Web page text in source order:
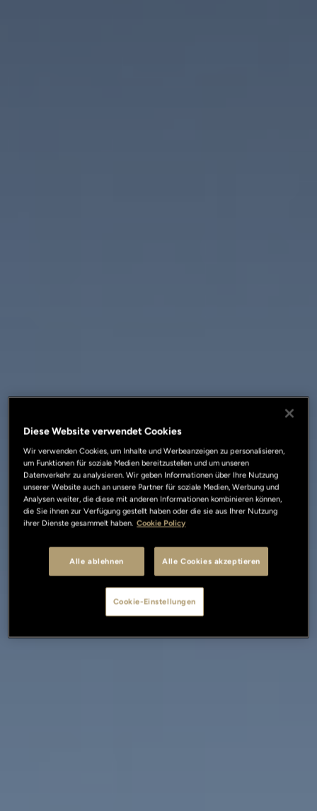
Diese Website verwendet Cookies
Wir verwenden Cookies, um Inhalte und Werbeanzeigen zu personalisieren,
um Funktionen für soziale Medien bereitzustellen und um unseren
Datenverkehr zu analysieren. Wir geben Informationen über Ihre Nutzung
unserer Website auch an unsere Partner für soziale Medien, Werbung und
Analysen weiter, die diese mit anderen Informationen kombinieren können,
die Sie ihnen zur Verfügung gestellt haben oder die sie aus Ihrer Nutzung
ihrer Dienste gesammelt haben. Cookie Policy
Alle ablehnen Alle Cookies akzeptieren
Cookie-Einstellungen